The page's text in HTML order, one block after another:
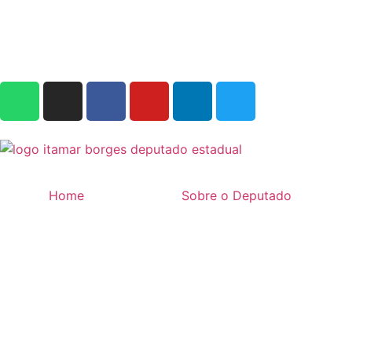
Home Sobre o Deputado